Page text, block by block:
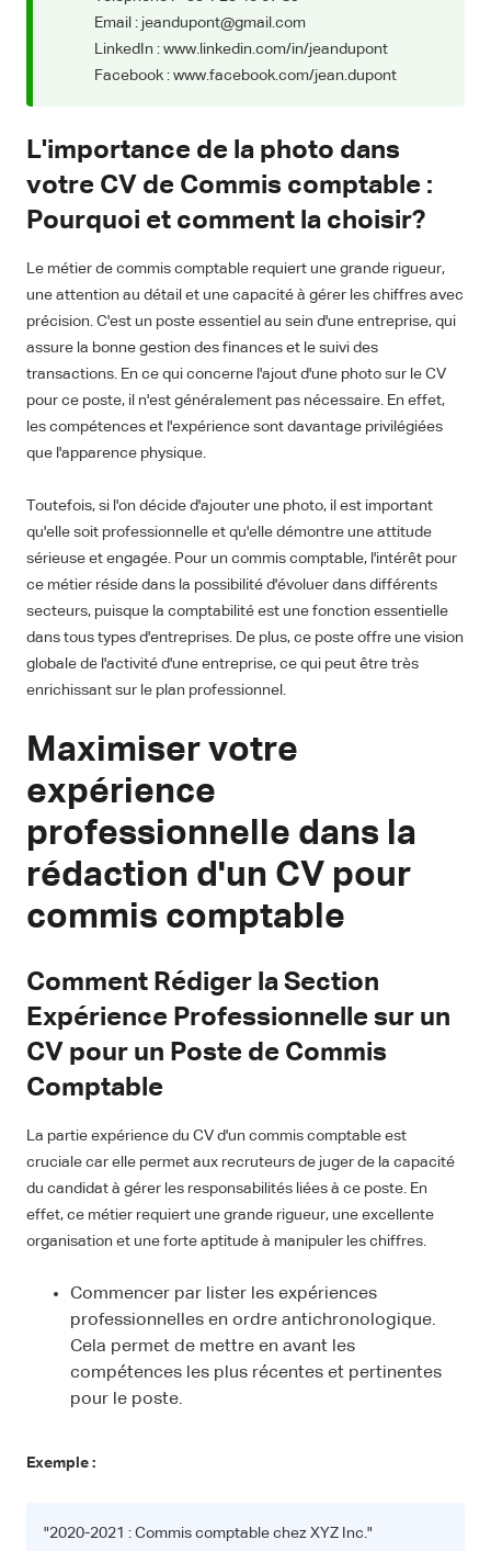
Email : jeandupont@gmail.com
LinkedIn : www.linkedin.com/in/jeandupont
Facebook : www.facebook.com/jean.dupont
L'importance de la photo dans
votre CV de Commis comptable :
Pourquoi et comment la choisir?
Le métier de commis comptable requiert une grande rigueur,
une attention au détail et une capacité à gérer les chiffres avec
précision. C'est un poste essentiel au sein d'une entreprise, qui
assure la bonne gestion des finances et le suivi des
transactions. En ce qui concerne l'ajout d'une photo sur le CV
pour ce poste, il n'est généralement pas nécessaire. En effet,
les compétences et l'expérience sont davantage privilégiées
que l'apparence physique.
Toutefois, si l'on décide d'ajouter une photo, il est important
qu'elle soit professionnelle et qu'elle démontre une attitude
sérieuse et engagée. Pour un commis comptable, l'intérêt pour
ce métier réside dans la possibilité d'évoluer dans différents
secteurs, puisque la comptabilité est une fonction essentielle
dans tous types d'entreprises. De plus, ce poste offre une vision
globale de l'activité d'une entreprise, ce qui peut être très
enrichissant sur le plan professionnel.
Maximiser votre
expérience
professionnelle dans la
rédaction d'un CV pour
commis comptable
Comment Rédiger la Section
Expérience Professionnelle sur un
CV pour un Poste de Commis
Comptable
La partie expérience du CV d'un commis comptable est
cruciale car elle permet aux recruteurs de juger de la capacité
du candidat à gérer les responsabilités liées à ce poste. En
effet, ce métier requiert une grande rigueur, une excellente
organisation et une forte aptitude à manipuler les chiffres.
Commencer par lister les expériences
professionnelles en ordre antichronologique.
Cela permet de mettre en avant les
compétences les plus récentes et pertinentes
pour le poste.
Exemple :
"2020-2021 : Commis comptable chez XYZ Inc."